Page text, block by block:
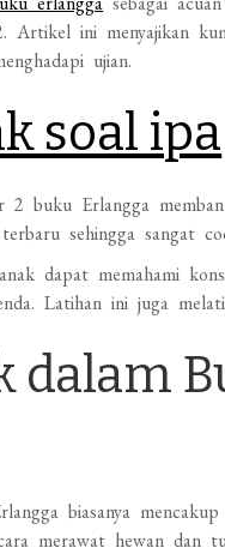
Artikel ini menyajikan
ujian.
soal ipa
buku Erlangga
sehingga sangat
dapat memahami
Latihan ini juga
dalam
biasanya
merawat hewan dan